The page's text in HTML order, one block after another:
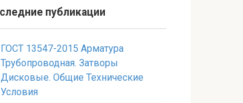
публикации
ГОСТ 13547-2015 Арматура
Трубопроводная. Затворы
Дисковые. Общие Технические
Условия